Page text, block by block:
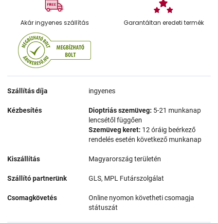
Akár ingyenes szállítás Garantáltan eredeti termék
Szállítás díja ingyenes
Kézbesítés Dioptriás szemüveg: 5-21 munkanap
lencsétől függően
Szemüveg keret: 12 óráig beérkező
rendelés esetén következő munkanap
Kiszállítás Magyarország területén
Szállító partnerünk GLS, MPL Futárszolgálat
Csomagkövetés
Online nyomon követheti csomagja
státuszát